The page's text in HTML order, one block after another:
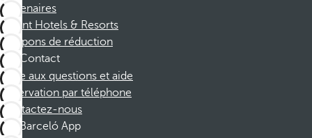
Partenaires
Dorint Hotels & Resorts
Coupons de réduction
Contact
Foire aux questions et aide
Réservation par téléphone
Contactez-nous
Barceló App